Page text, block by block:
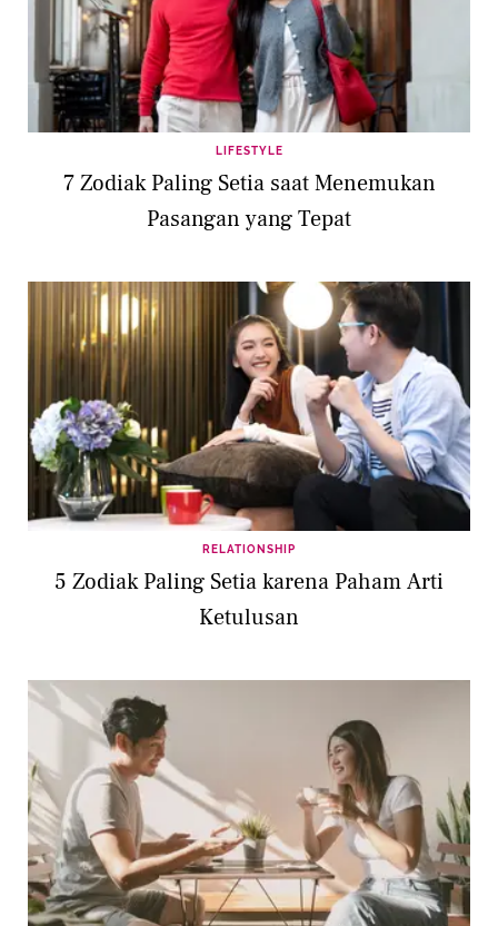
LIFESTYLE
7 Zodiak Paling Setia saat Menemukan
Pasangan yang Tepat
RELATIONSHIP
5 Zodiak Paling Setia karena Paham Arti
Ketulusan